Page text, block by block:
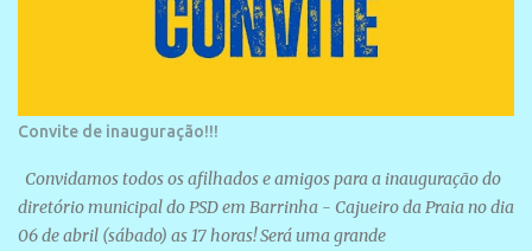
Convite de inauguração!!!
Convidamos todos os afilhados e amigos para a inauguração do
diretório municipal do PSD em Barrinha - Cajueiro da Praia no dia
06 de abril (sábado) as 17 horas! Será uma grande